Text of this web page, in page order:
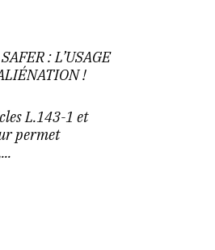
: L’USAGE
!
L.143-1 et
permet